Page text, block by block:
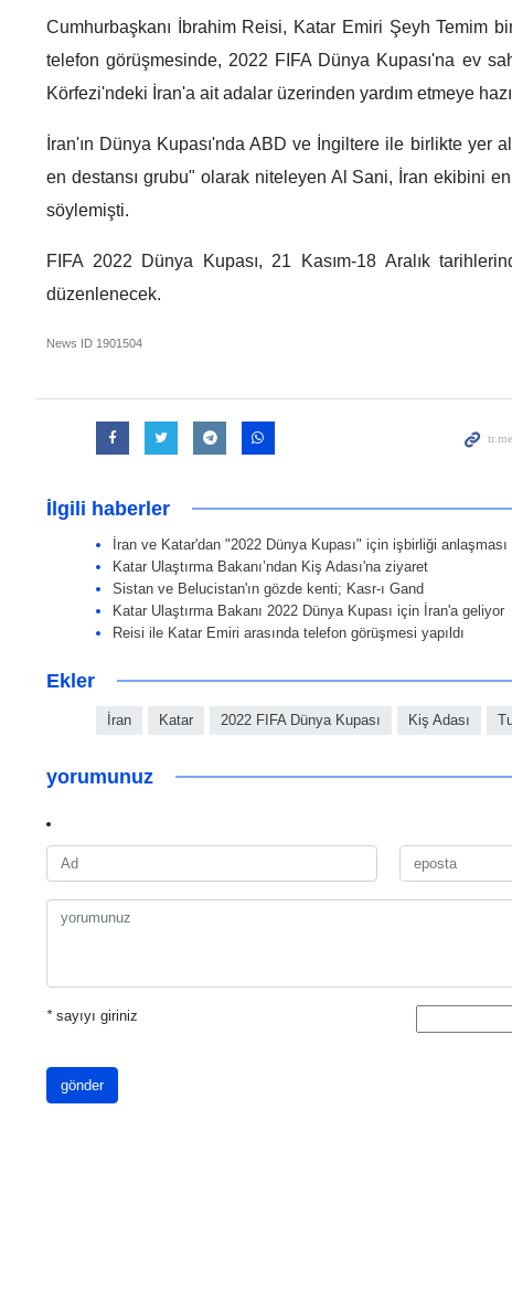
Cumhurbaşkanı İbrahim Reisi, Katar Emiri Şeyh Temim
telefon görüşmesinde, 2022 FIFA Dünya Kupası'na ev
Körfezi'ndeki İran'a ait adalar üzerinden yardım etmeye
İran'ın Dünya Kupası'nda ABD ve İngiltere ile birlikte yer
en destansı grubu" olarak niteleyen Al Sani, İran ekibini en
söylemişti.
FIFA 2022 Dünya Kupası, 21 Kasım-18 Aralık
düzenlenecek.
News ID 1901504
İlgili haberler
İran ve Katar'dan "2022 Dünya Kupası" için işbirliği anlaşması
Katar Ulaştırma Bakanı’ndan Kiş Adası'na ziyaret
Sistan ve Belucistan'ın gözde kenti; Kasr-ı Gand
Katar Ulaştırma Bakanı 2022 Dünya Kupası için İran'a geliyor
Reisi ile Katar Emiri arasında telefon görüşmesi yapıldı
Ekler
İran Katar 2022 FIFA Dünya Kupası Kiş Adası
yorumunuz
*sayıyı giriniz
gönder